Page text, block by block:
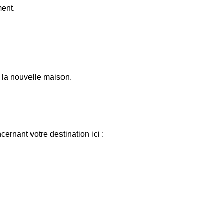
nouvelle maison.
votre destination ici :